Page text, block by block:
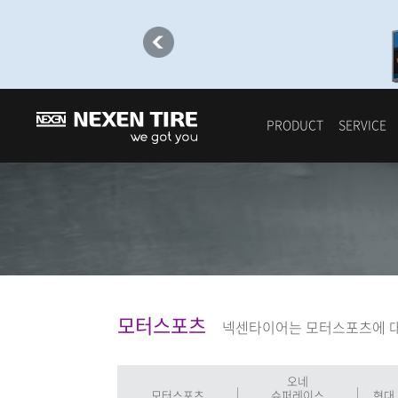
PRODUCT SERVICE
모터스포츠 넥센타이어는 모터스포츠에
오네